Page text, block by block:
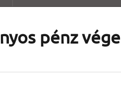
pénz vége